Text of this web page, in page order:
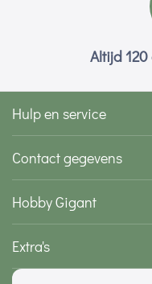
Altijd
Hulp en service
Contact gegevens
Hobby Gigant
Extra's